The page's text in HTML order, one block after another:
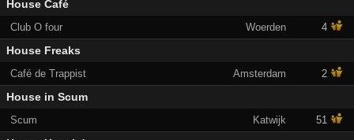
House Café
Club O four Woerden 4
House Freaks
Café de Trappist Amsterdam 2
House in Scum
Scum Katwijk 51